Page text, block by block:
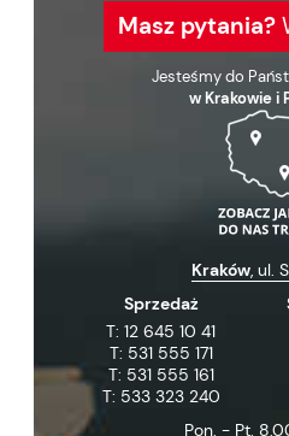
Masz pytania?
Jesteśmy do
w Krakowie i
Kraków , ul.
Sprzedaż
T:12 645 10 41
T: 531 555 171
T: 531 555 161
T: 533 323 240
Pon. - Pt.